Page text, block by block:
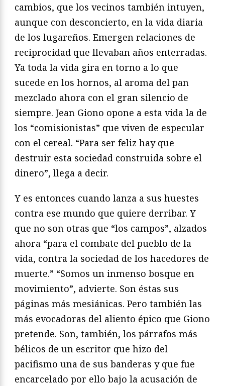
cambios, que los vecinos también intuyen,
aunque con desconcierto, en la vida diaria
de los lugareños. Emergen relaciones de
reciprocidad que llevaban años enterradas.
Ya toda la vida gira en torno a lo que
sucede en los hornos, al aroma del pan
mezclado ahora con el gran silencio de
siempre. Jean Giono opone a esta vida la de
los “comisionistas” que viven de especular
con el cereal. “Para ser feliz hay que
destruir esta sociedad construida sobre el
dinero”, llega a decir.
Y es entonces cuando lanza a sus huestes
contra ese mundo que quiere derribar. Y
que no son otras que “los campos”, alzados
ahora “para el combate del pueblo de la
vida, contra la sociedad de los hacedores de
muerte.” “Somos un inmenso bosque en
movimiento”, advierte. Son éstas sus
páginas más mesiánicas. Pero también las
más evocadoras del aliento épico que Giono
pretende. Son, también, los párrafos más
bélicos de un escritor que hizo del
pacifismo una de sus banderas y que fue
encarcelado por ello bajo la acusación de